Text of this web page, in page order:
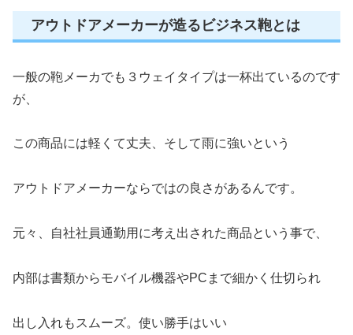
アウトドアメーカーが造るビジネス鞄とは
一般の鞄メーカでも３ウェイタイプは一杯出ているのです
が、
この商品には軽くて丈夫、そして雨に強いという
アウトドアメーカーならではの良さがあるんです。
元々、自社社員通勤用に考え出された商品という事で、
内部は書類からモバイル機器やPCまで細かく仕切られ
出し入れもスムーズ。使い勝手はいい